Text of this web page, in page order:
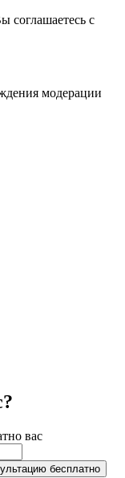
соглашаетесь с
модерации
вас
бесплатно